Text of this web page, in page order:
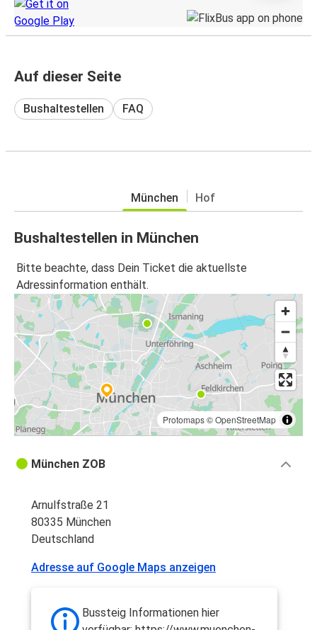
Auf dieser Seite
Bushaltestellen FAQ
München Hof
Bushaltestellen in München
Bitte beachte, dass Dein Ticket die aktuellste
Adressinformation enthält.
Protomaps©OpenStreetMap
München ZOB
Arnulfstraße 21
80335 München
Deutschland
Adresse auf Google Maps anzeigen
Bussteig Informationen hier